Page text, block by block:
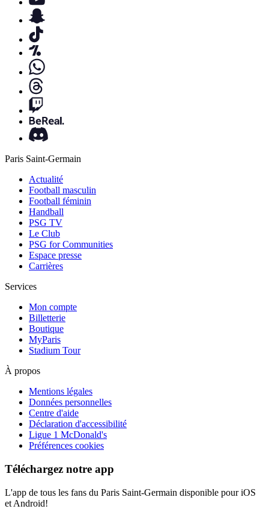
Paris Saint-Germain
Actualité
Football masculin
Football féminin
Handball
PSG TV
Le Club
PSG for Communities
Espace presse
Carrières
Services
Mon compte
Billetterie
Boutique
MyParis
Stadium Tour
À propos
Mentions légales
Données personnelles
Centre d'aide
Déclaration d'accessibilité
Ligue 1 McDonald's
Préférences cookies
Téléchargez notre app
L'app de tous les fans du Paris Saint-Germain disponible pour iOS
et Android!